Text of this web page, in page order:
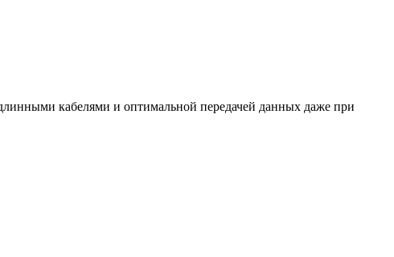
кабелями и оптимальной передачей данных даже при